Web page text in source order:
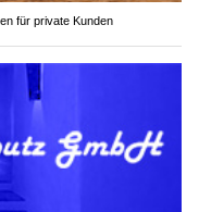
für private Kunden